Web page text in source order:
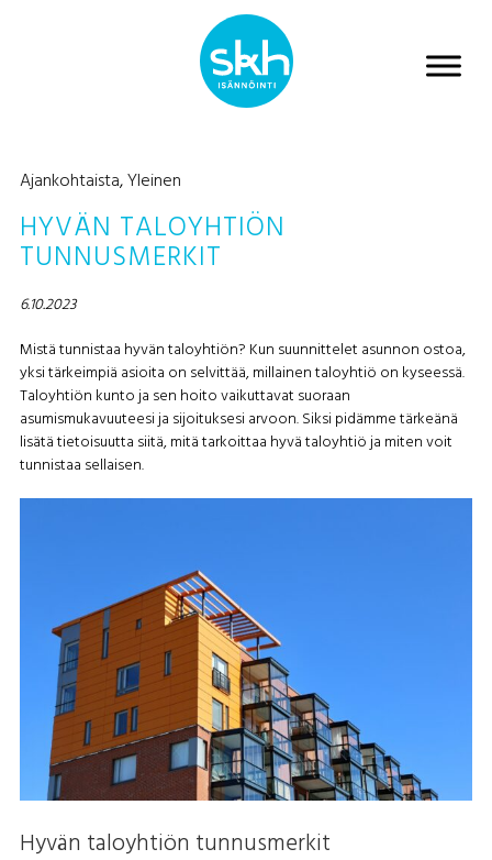
Ajankohtaista,Yleinen
HYVÄN TALOYHTIÖN
TUNNUSMERKIT
6.10.2023
Mistä tunnistaa hyvän taloyhtiön? Kun suunnittelet asunnon ostoa,
yksi tärkeimpiä asioita on selvittää, millainen taloyhtiö on kyseessä.
Taloyhtiön kunto ja sen hoito vaikuttavat suoraan
asumismukavuuteesi ja sijoituksesi arvoon. Siksi pidämme tärkeänä
lisätä tietoisuutta siitä, mitä tarkoittaa hyvä taloyhtiö ja miten voit
tunnistaa sellaisen.
Hyvän taloyhtiön tunnusmerkit